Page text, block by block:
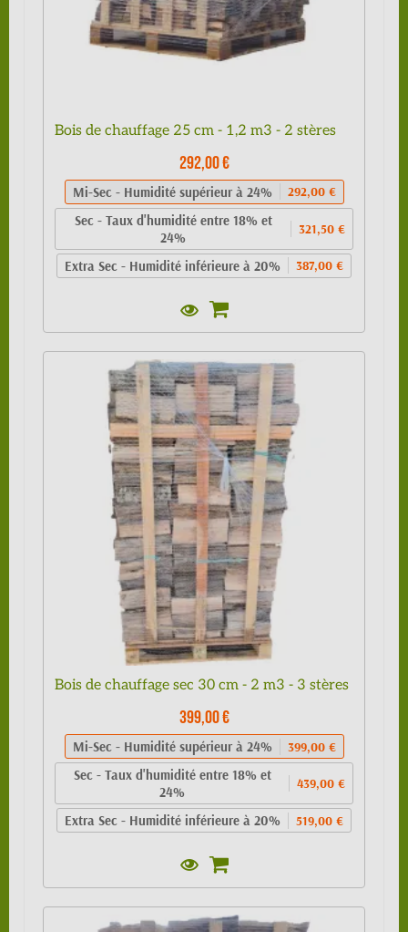
Bois de chauffage 25 cm - 1,2 m3 - 2 stères
292,00 €
Mi-Sec - Humidité supérieur à 24% 292,00 €
Sec - Taux d'humidité entre 18% et
24%
321,50 €
Extra Sec - Humidité inférieure à 20% 387,00 €
Bois de chauffage sec 30 cm - 2 m3 - 3 stères
399,00 €
Mi-Sec - Humidité supérieur à 24% 399,00 €
Sec - Taux d'humidité entre 18% et
24%
439,00 €
Extra Sec - Humidité inférieure à 20% 519,00 €